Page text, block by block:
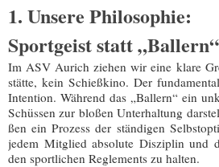
1. Unsere Philosophie:
Sportgeist statt „Ballern“
Im ASV Aurich zie­hen wir eine kla­re
stät­te, kein Schieß­ki­no. Der
Inten­ti­on. Wäh­rend das „Bal­lern“ ein
Schüs­sen zur blo­ßen Unter­hal­tung
ßen ein Pro­zess der stän­di­gen
jedem Mit­glied abso­lu­te Dis­zi­plin und
den sport­li­chen Regle­ments zu halten.